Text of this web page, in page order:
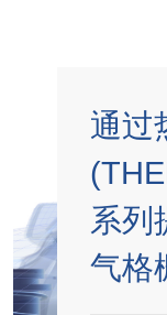
产品搜索
吹灌封技术专用
市场
医疗
通过
系列
气格